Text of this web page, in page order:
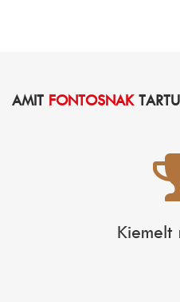
AMIT FONTOSNAK
Kiemelt